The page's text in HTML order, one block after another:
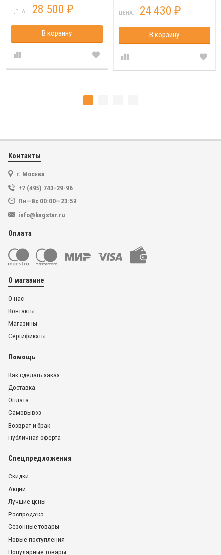
ЦЕНА: 28 500 ₽
В корзину
ЦЕНА: 24 430 ₽
В корзину
Контакты
г. Москва
+7 (495) 743-29-96
Пн—Вс 00:00—23:59
info@bagstar.ru
Оплата
О магазине
О нас
Контакты
Магазины
Сертификаты
Помощь
Как сделать заказ
Доставка
Оплата
Самовывоз
Возврат и брак
Публичная оферта
Спецпредложения
Скидки
Акции
Лучшие цены
Распродажа
Сезонные товары
Новые поступления
Популярные товары